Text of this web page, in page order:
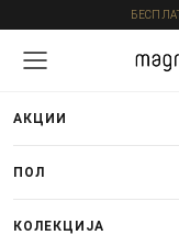
АКЦИИ
ПОЛ
КОЛЕКЦИЈА